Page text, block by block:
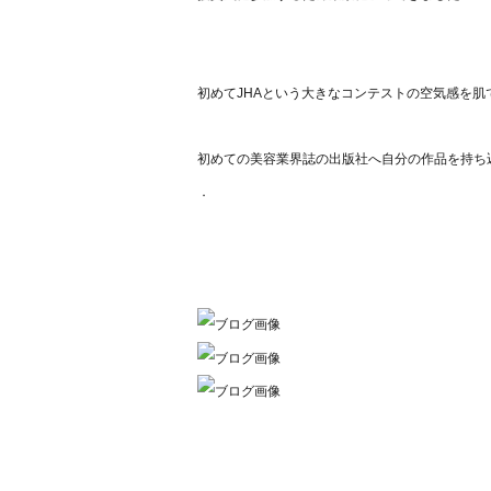
初めてJHAという大きなコンテストの空気感を肌
初めての美容業界誌の出版社へ自分の作品を持ち
．